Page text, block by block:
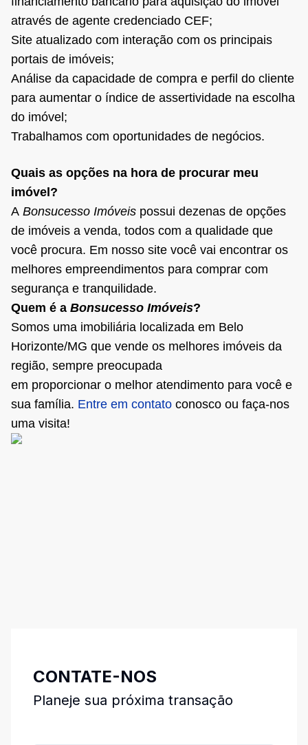
através de agente credenciado CEF;
Site atualizado com interação com os principais
portais de imóveis;
Análise da capacidade de compra e perfil do cliente
para aumentar o índice de assertividade na escolha
do imóvel;
Trabalhamos com oportunidades de negócios.
Quais as opções na hora de procurar meu
imóvel?
A Bonsucesso Imóveis possui dezenas de opções
de imóveis a venda, todos com a qualidade que
você procura. Em nosso site você vai encontrar os
melhores empreendimentos para comprar com
segurança e tranquilidade.
Quem é a Bonsucesso Imóveis?
Somos uma imobiliária localizada em Belo
Horizonte/MG que vende os melhores imóveis da
região, sempre preocupada
em proporcionar o melhor atendimento para você e
sua família. Entre em contato conosco ou faça-nos
uma visita!
CONTATE-NOS
Planeje sua próxima transação